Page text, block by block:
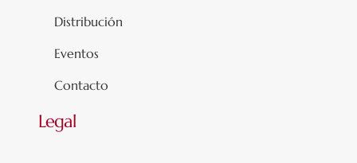
Distribución
Eventos
Contacto
Legal